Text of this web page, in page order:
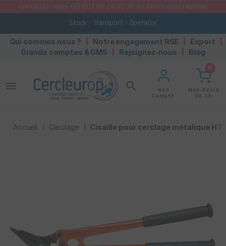
Contactez-nous +33 (0)3 66 24 00 30 Ou faites-vous rappeler
Stock - Transport - Operator
Qui sommes nous ? Notre engagement RSE
Export
Grands comptes & GMS
Rejoignez-nous Blog
search
Mon
Compte
0
Mon Devis
En 1h
menu
Accueil Cerclage Cisaille pour cerclage métalique H